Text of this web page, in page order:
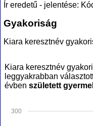
Ír eredetű - jelentése:
Gyakoriság
Kiara keresztnév
Kiara keresztnév
leggyakrabban
évben született
300